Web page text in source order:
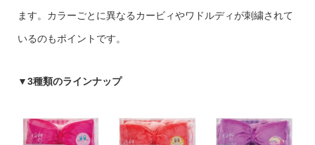
ます。カラーごとに異なるカービィやワドルディが刺繍されて
いるのもポイントです。
▼3種類のラインナップ